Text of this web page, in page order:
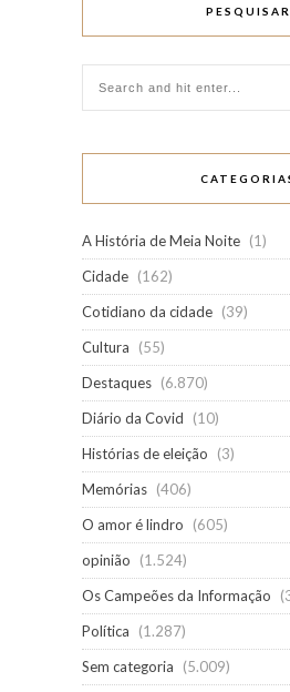
PESQUISAR
A História de Meia Noite (1)
Cidade (162)
Cotidiano da cidade (39)
Cultura
(55)
Destaques (6.870)
Diário da Covid
(10)
Histórias de eleição
(3)
Memórias (406)
O amor é lindro
(605)
opinião
(1.524)
Os Campeões da Informação
Política
(1.287)
Sem categoria
(5.009)